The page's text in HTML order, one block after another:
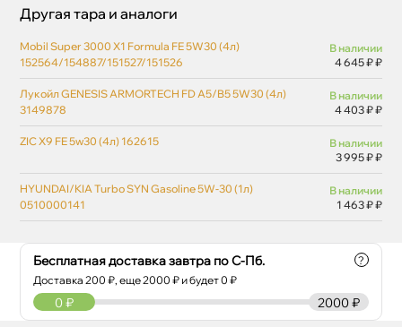
Бесплатная доставка завтра по С-Пб.
Доставка200 ₽, еще2000 ₽ и будет 0 ₽
?
2000 ₽
0 ₽
Другая тара и аналоги
Mobil Super 3000 X1 Formula FE 5W30 (4л)
152564/154887/151527/151526
наличии
4 645 ₽ ₽
Лукойл GENESIS ARMORTECH FD A5/B5 5W30 (4л)
3149878
наличии
4 403 ₽ ₽
ZIC X9 FE 5w30 (4л) 162615
наличии
3 995 ₽ ₽
HYUNDAI/KIA Turbo SYN Gasoline 5W-30 (1л)
0510000141
наличии
1 463 ₽ ₽